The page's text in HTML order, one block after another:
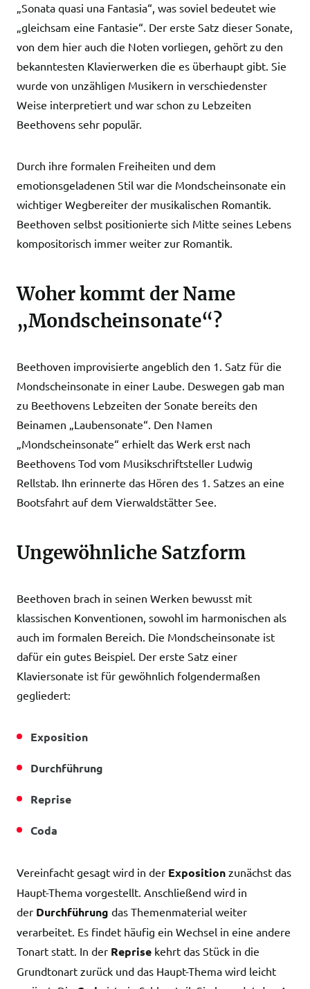
„Sonata quasi una Fantasia“, was soviel bedeutet wie
„gleichsam eine Fantasie“. Der erste Satz dieser Sonate,
von dem hier auch die Noten vorliegen, gehört zu den
bekanntesten Klavierwerken die es überhaupt gibt. Sie
wurde von unzähligen Musikern in verschiedenster
Weise interpretiert und war schon zu Lebzeiten
Beethovens sehr populär.
Durch ihre formalen Freiheiten und dem
emotionsgeladenen Stil war die Mondscheinsonate ein
wichtiger Wegbereiter der musikalischen Romantik.
Beethoven selbst positionierte sich Mitte seines Lebens
kompositorisch immer weiter zur Romantik.
Woher kommt der Name
„Mondscheinsonate“?
Beethoven improvisierte angeblich den 1. Satz für die
Mondscheinsonate in einer Laube. Deswegen gab man
zu Beethovens Lebzeiten der Sonate bereits den
Beinamen „Laubensonate“. Den Namen
„Mondscheinsonate“ erhielt das Werk erst nach
Beethovens Tod vom Musikschriftsteller Ludwig
Rellstab. Ihn erinnerte das Hören des 1. Satzes an eine
Bootsfahrt auf dem Vierwaldstätter See.
Ungewöhnliche Satzform
Beethoven brach in seinen Werken bewusst mit
klassischen Konventionen, sowohl im harmonischen als
auch im formalen Bereich. Die Mondscheinsonate ist
dafür ein gutes Beispiel. Der erste Satz einer
Klaviersonate ist für gewöhnlich folgendermaßen
gegliedert:
Exposition
Durchführung
Reprise
Coda
Vereinfacht gesagt wird in der Exposition zunächst das
Haupt-Thema vorgestellt. Anschließend wird in
der Durchführung das Themenmaterial weiter
verarbeitet. Es findet häufig ein Wechsel in eine andere
Tonart statt. In der Reprise kehrt das Stück in die
Grundtonart zurück und das Haupt-Thema wird leicht